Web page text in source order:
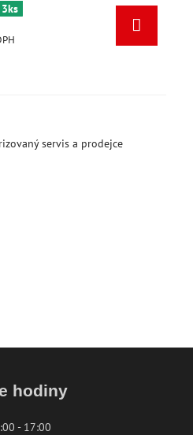
2,54 €
servis a prodejce
hodiny
- 17:00